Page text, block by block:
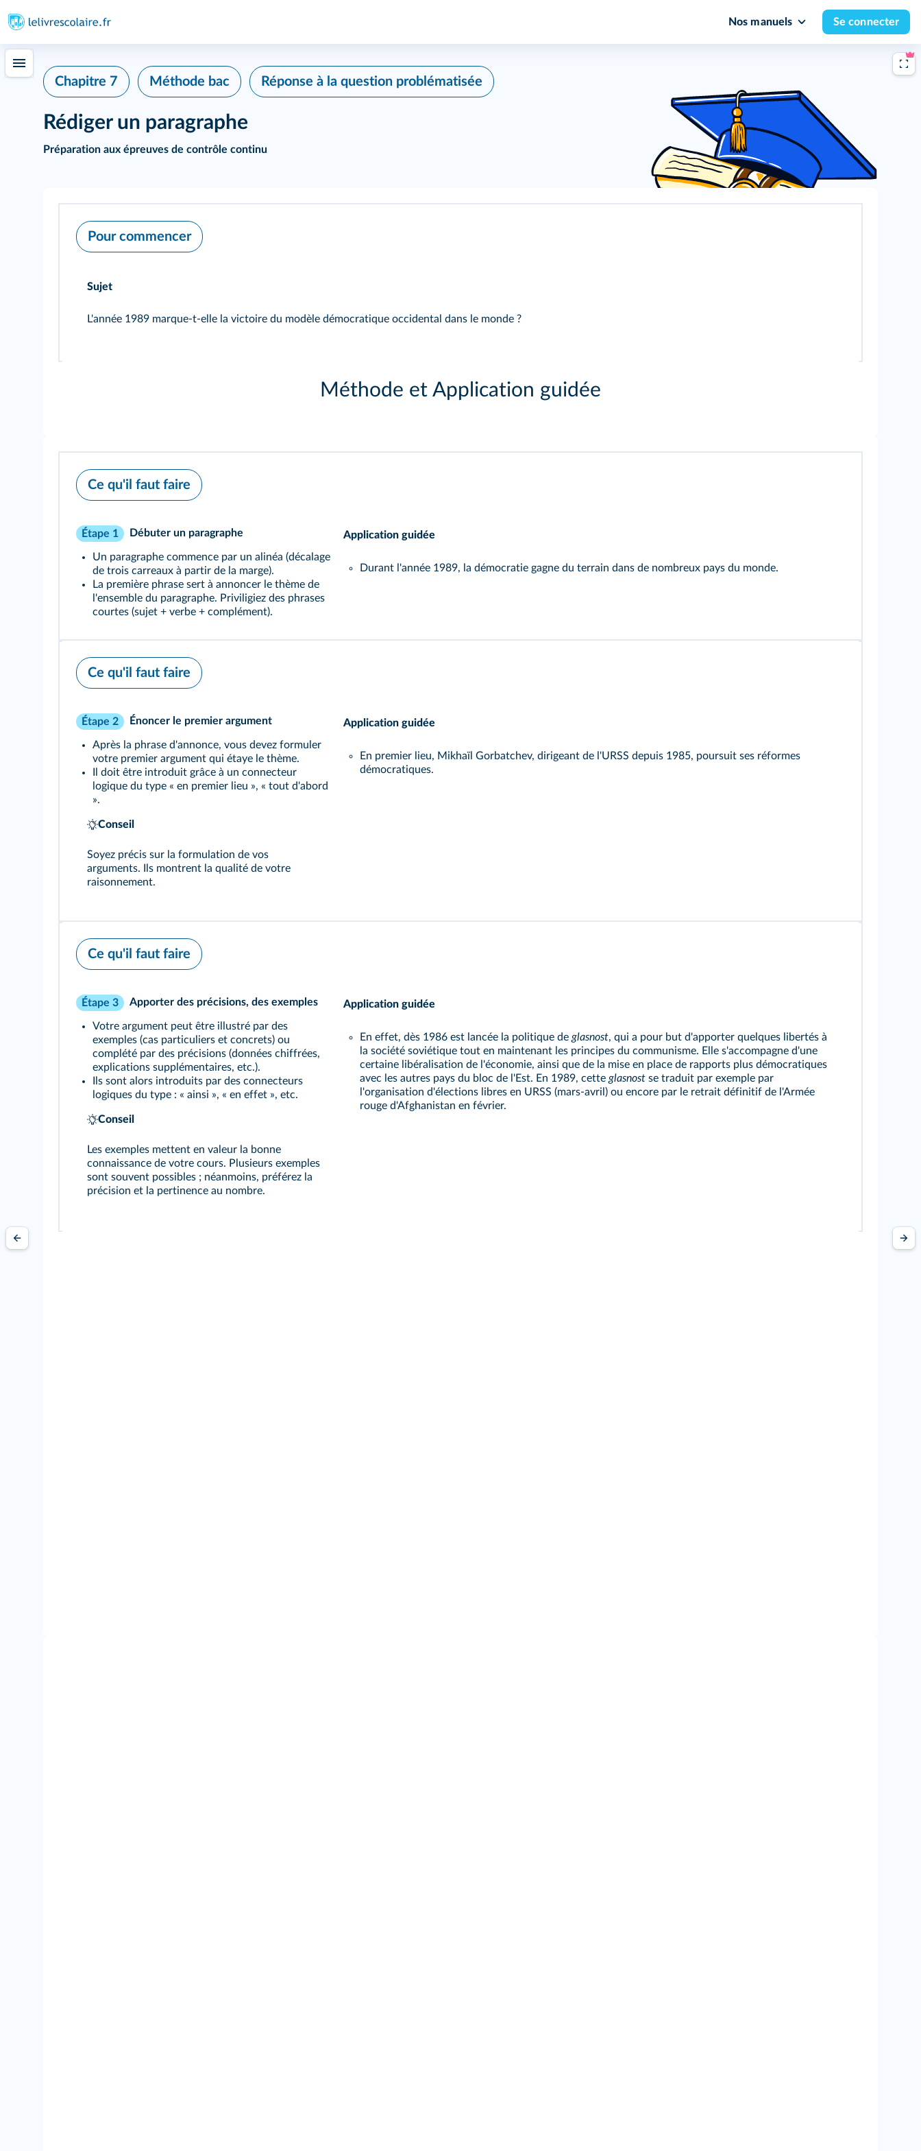
Nos manuels Se connecter
Chapitre 7 Méthode bac Réponse à la question problématisée
Rédiger un paragraphe
Préparation aux épreuves de contrôle continu
Pour commencer
Sujet
L'année 1989 marque-t-elle la victoire du modèle démocratique occidental dans le monde ?
Méthode et Application guidée
Ce qu'il faut faire
Étape 1 Débuter un paragraphe
Un paragraphe commence par un alinéa (décalage
de trois carreaux à partir de la marge).
La première phrase sert à annoncer le thème de
l'ensemble du paragraphe. Priviligiez des phrases
courtes (sujet + verbe + complément).
Application guidée
Durant l'année 1989, la démocratie gagne du terrain dans de nombreux pays du monde.
Ce qu'il faut faire
Étape 2 Énoncer le premier argument
Après la phrase d'annonce, vous devez formuler
votre premier argument qui étaye le thème.
Il doit être introduit grâce à un connecteur
logique du type « en premier lieu », « tout d'abord
».
Conseil
Soyez précis sur la formulation de vos
arguments. Ils montrent la qualité de votre
raisonnement.
Application guidée
En premier lieu, Mikhaïl Gorbatchev, dirigeant de l'URSS depuis 1985, poursuit ses réformes
démocratiques.
Ce qu'il faut faire
Étape 3 Apporter des précisions, des exemples
Votre argument peut être illustré par des
exemples (cas particuliers et concrets) ou
complété par des précisions (données chiffrées,
explications supplémentaires, etc.).
Ils sont alors introduits par des connecteurs
logiques du type : « ainsi », « en effet », etc.
Conseil
Les exemples mettent en valeur la bonne
connaissance de votre cours. Plusieurs exemples
sont souvent possibles ; néanmoins, préférez la
précision et la pertinence au nombre.
Application guidée
En effet, dès 1986 est lancée la politique de glasnost, qui a pour but d'apporter quelques libertés à
la société soviétique tout en maintenant les principes du communisme. Elle s'accompagne d'une
certaine libéralisation de l'économie, ainsi que de la mise en place de rapports plus démocratiques
avec les autres pays du bloc de l'Est. En 1989, cette glasnost se traduit par exemple par
l'organisation d'élections libres en URSS (mars-avril) ou encore par le retrait définitif de l'Armée
rouge d'Afghanistan en février.